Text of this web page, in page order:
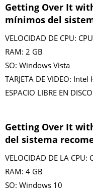
Getting Over It
mínimos del
VELOCIDAD DE CPU:
RAM: 2 GB
SO: Windows Vista
TARJETA DE VIDEO:
ESPACIO LIBRE EN
Getting Over It
del sistema
VELOCIDAD DE LA
RAM: 4 GB
SO: Windows 10